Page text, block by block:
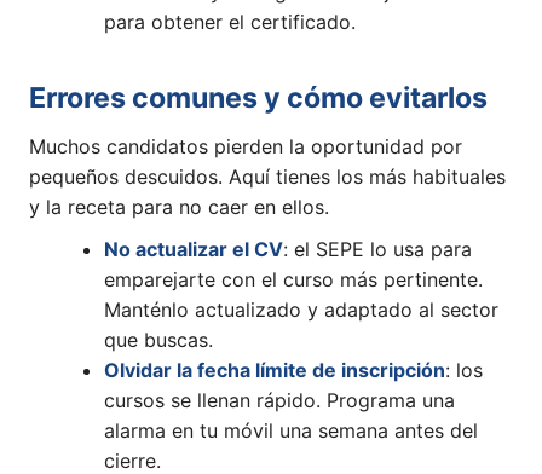
para obtener el certificado.
Errores comunes y cómo evitarlos
Muchos candidatos pierden la oportunidad por
pequeños descuidos. Aquí tienes los más habituales
y la receta para no caer en ellos.
No actualizar el CV: el SEPE lo usa para
emparejarte con el curso más pertinente.
Manténlo actualizado y adaptado al sector
que buscas.
Olvidar la fecha límite de inscripción: los
cursos se llenan rápido. Programa una
alarma en tu móvil una semana antes del
cierre.